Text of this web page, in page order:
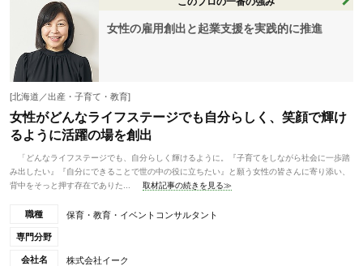
女性の雇用創出と起業支援を実践的に推進
[北海道／出産・子育て・教育]
女性がどんなライフステージでも自分らしく、笑顔で輝け
るように活躍の場を創出
「どんなライフステージでも、自分らしく輝けるように。『子育てをしながら社会に一歩踏
み出したい』『自分にできることで世の中の役に立ちたい』と願う女性の皆さんに寄り添い、
背中をそっと押す存在でありた...
取材記事の続きを見る≫
職種 保育・教育・イベントコンサルタント
専門分野
会社名 株式会社イーク